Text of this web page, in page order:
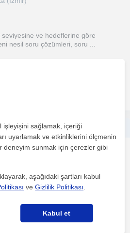
ve hedeflerine göre
nesil soru çözümleri, soru ...
hızlı bir şeki...
işleyişini sağlamak, içeriği
uyarlamak ve etkinliklerini ölçmenin
deneyim sunmak için çerezler gibi
aşağıdaki şartları kabul
veGizlilik Politikası
Kabul et